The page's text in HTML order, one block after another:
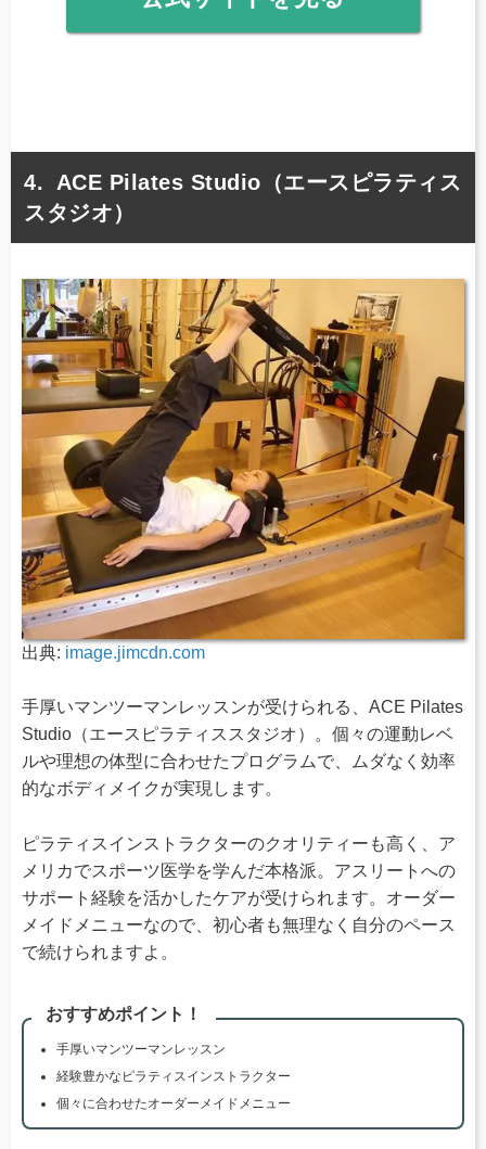
ACE Pilates Studio（エースピラティス
スタジオ）
出典: image.jimcdn.com
手厚いマンツーマンレッスンが受けられる、ACE Pilates
Studio（エースピラティススタジオ）。個々の運動レベ
ルや理想の体型に合わせたプログラムで、ムダなく効率
的なボディメイクが実現します。
ピラティスインストラクターのクオリティーも高く、ア
メリカでスポーツ医学を学んだ本格派。アスリートへの
サポート経験を活かしたケアが受けられます。オーダー
メイドメニューなので、初心者も無理なく自分のペース
で続けられますよ。
おすすめポイント！
手厚いマンツーマンレッスン
経験豊かなピラティスインストラクター
個々に合わせたオーダーメイドメニュー